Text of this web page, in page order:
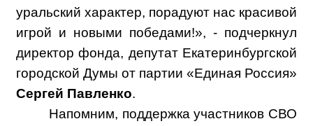
уральский характер, порадуют нас красивой
игрой и новыми победами!», - подчеркнул
директор фонда, депутат Екатеринбургской
городской Думы от партии «Единая Россия»
Сергей Павленко.
Напомним, поддержка участников СВО